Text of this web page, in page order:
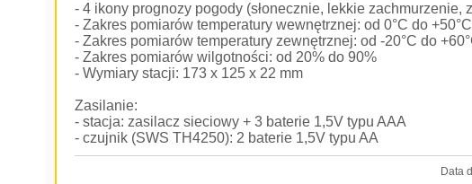
- 4 ikony prognozy pogody (słonecznie, lekkie zachmurzenie,
- Zakres pomiarów temperatury wewnętrznej: od 0°C do +50°C
- Zakres pomiarów temperatury zewnętrznej: od -20°C do
- Zakres pomiarów wilgotności: od 20% do 90%
- Wymiary stacji: 173 x 125 x 22 mm
Zasilanie:
- stacja: zasilacz sieciowy + 3 baterie 1,5V typu AAA
- czujnik (SWS TH4250): 2 baterie 1,5V typu AA
Data